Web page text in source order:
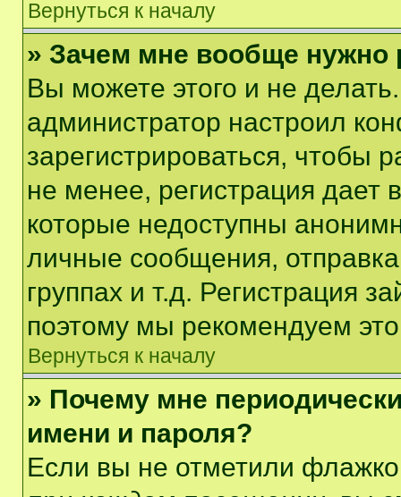
Вернуться к началу
» Зачем мне вообще нужно
Вы можете этого и не
администратор настроил
зарегистрироваться, чтобы
не менее, регистрация
которые недоступны
личные сообщения,
группах и т.д. Регистрация
поэтому мы рекомендуем
Вернуться к началу
» Почему мне
имени и пароля?
Если вы не отметили